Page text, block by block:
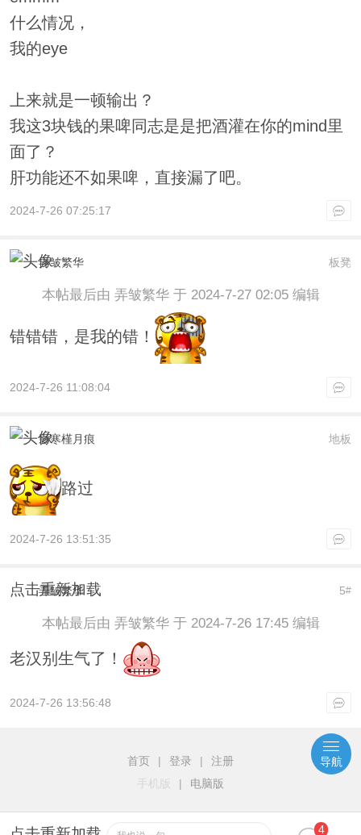
什么情况，
我的eye
上来就是一顿输出？
我这3块钱的果啤同志是是把酒灌在你的mind里
面了？
肝功能还不如果啤，直接漏了吧。
2024-7-26 07:25:17
板凳
弄皱繁华
本帖最后由 弄皱繁华 于 2024-7-27 02:05 编辑
错错错，是我的错！
2024-7-26 11:08:04
地板
影寒槿月痕
路过
2024-7-26 13:51:35
点击重新加载 5#
弄皱繁华
本帖最后由 弄皱繁华 于 2024-7-26 17:45 编辑
老汉别生气了！
2024-7-26 13:56:48
4
首页 | 登录 |
注册
手机版
| 电脑版
导航